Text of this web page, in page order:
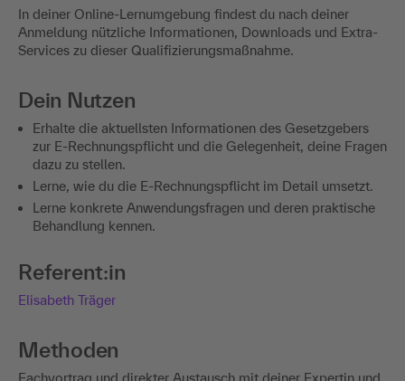
In deiner Online-Lernumgebung findest du nach deiner
Anmeldung nützliche Informationen, Downloads und Extra-
Services zu dieser Qualifizierungsmaßnahme.
Dein Nutzen
Erhalte die aktuellsten Informationen des Gesetzgebers
zur E-Rechnungspflicht und die Gelegenheit, deine Fragen
dazu zu stellen.
Lerne, wie du die E-Rechnungspflicht im Detail umsetzt.
Lerne konkrete Anwendungsfragen und deren praktische
Behandlung kennen.
Referent:in
Elisabeth Träger
Methoden